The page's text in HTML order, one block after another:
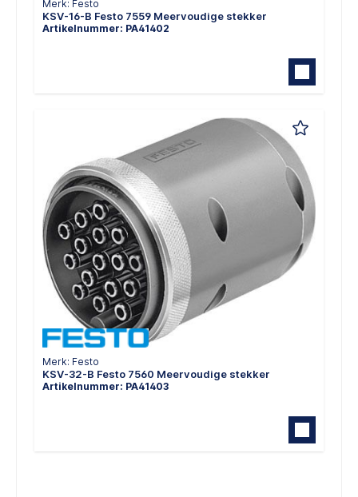
Merk: Festo
KSV-16-B Festo 7559 Meervoudige stekker
Artikelnummer: PA41402
Merk: Festo
KSV-32-B Festo 7560 Meervoudige stekker
Artikelnummer: PA41403